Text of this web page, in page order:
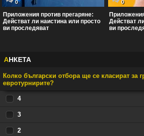
0
Приложения против прегаряне:
Действат ли наистина или просто
ви проследяват
0
Действат
ви
АНКЕТА
Колко български отбора ще се класират за
евротурнирите?
4
3
2